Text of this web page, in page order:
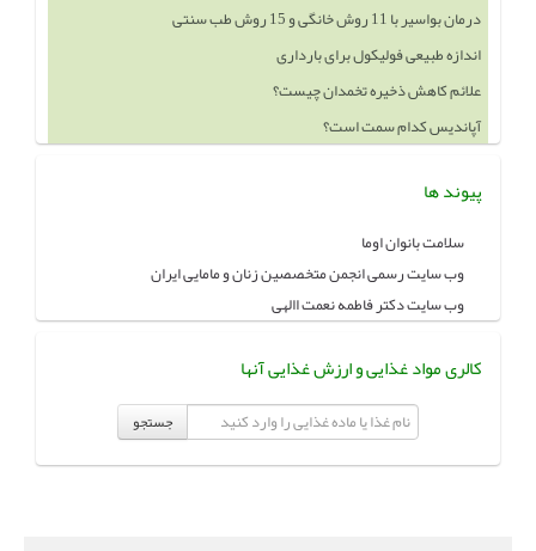
درمان بواسیر با 11 روش خانگی و 15 روش طب سنتی
اندازه طبیعی فولیکول برای بارداری
علائم کاهش ذخیره تخمدان چیست؟
آپاندیس کدام سمت است؟
پیوند ها
سلامت بانوان اوما
وب سایت رسمی انجمن متخصصین زنان و مامایی ایران
وب سایت دکتر فاطمه نعمت االهی
کالری مواد غذایی و ارزش غذایی آنها
جستجو